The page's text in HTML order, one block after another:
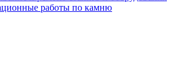
работы по камню